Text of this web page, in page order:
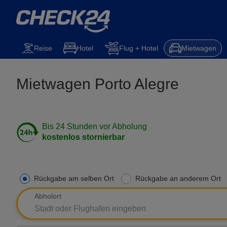
Mietwagen Reise Steuererklärung Kfz-Versicherung Hotel
Reise Hotel Flug + Hotel Mietwagen
Mietwagen Porto Alegre
Bis 24 Stunden vor Abholung
kostenlos stornierbar
Rückgabe am selben Ort Rückgabe an anderem Ort
Abholort